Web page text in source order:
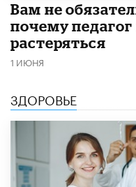
​Вам не
почему
растеряться
1 ИЮНЯ
ЗДОРОВЬЕ